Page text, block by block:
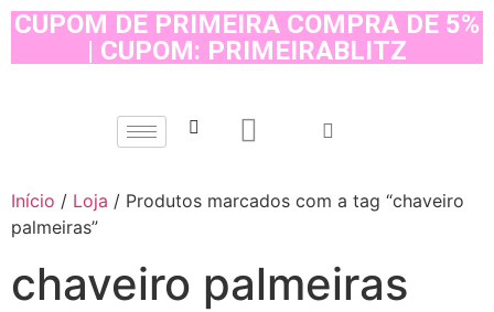
CUPOM DE PRIMEIRA COMPRA DE 5%
| CUPOM: PRIMEIRABLITZ
Início / Loja / Produtos marcados com a tag “chaveiro
palmeiras”
chaveiro palmeiras